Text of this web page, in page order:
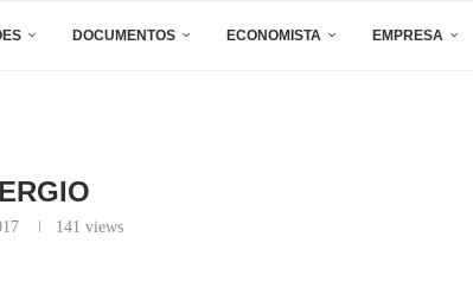
DOCUMENTOS ECONOMISTA EMPRESA
141 views